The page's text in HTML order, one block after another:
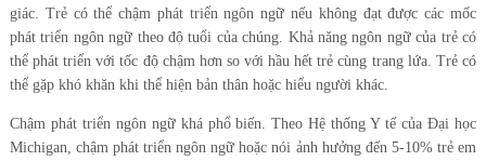
giác. Trẻ có thể chậm phát triển ngôn ngữ nếu không đạt được các mốc
phát triển ngôn ngữ theo độ tuổi của chúng. Khả năng ngôn ngữ của trẻ có
thể phát triển với tốc độ chậm hơn so với hầu hết trẻ cùng trang lứa. Trẻ có
thể gặp khó khăn khi thể hiện bản thân hoặc hiểu người khác.
Chậm phát triển ngôn ngữ khá phổ biến. Theo Hệ thống Y tế của Đại học
Michigan, chậm phát triển ngôn ngữ hoặc nói ảnh hưởng đến 5-10% trẻ em